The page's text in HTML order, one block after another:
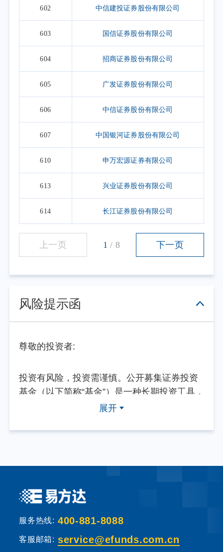
602 中信建投证券股份有限公司
603 国信证券股份有限公司
604 招商证券股份有限公司
605 广发证券股份有限公司
606 中信证券股份有限公司
607 中国银河证券股份有限公司
610 申万宏源证券有限公司
613 兴业证券股份有限公司
614 长江证券股份有限公司
上一页 1 / 8 下一页
风险提示函
尊敬的投资者:
投资有风险，投资需谨慎。公开募集证券投资
基金（以下简称“基金”）是一种长期投资工具，
其主要功能是分散投资，降低投资单一证券所
提供固定收益预期的金融工具，当您购买基金
基金销售机构根据法规要求对投资者类别、风
险承受能力和基金的风险等级进行划分，并提
出适当性匹配意见。本基金法律文件中涉及基
金风险特征的表述与基金销售机构对基金的风
展开
服务热线: 400-881-8088
客服邮箱: service@efunds.com.cn